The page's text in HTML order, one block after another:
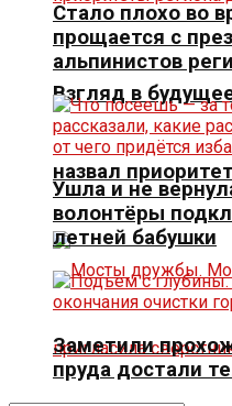
Взгляд в
назвал
Стало плохо во
прощается с
альпинистов
Ушла и не
волонтёры
летней бабушки
Заметили
пруда достали